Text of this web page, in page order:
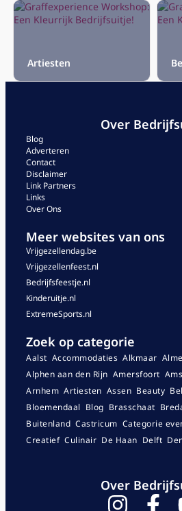
Artiesten
Over
Blog
Adverteren
Contact
Disclaimer
Link Partners
Links
Over Ons
Meer websites van ons
Vrijgezellendag.be
Vrijgezellenfeest.nl
Bedrijfsfeestje.nl
Kinderuitje.nl
ExtremeSports.nl
Zoek op categorie
Aalst Accommodaties Alkmaar
Alphen aan den Rijn Amersfoort
Arnhem Artiesten Assen Beauty
Bloemendaal Blog Brasschaat
Buitenland Castricum Categorie
Creatief Culinair De Haan Delft
Over